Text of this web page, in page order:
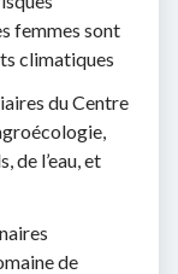
femmes sont
climatiques
du Centre
de l’eau, et
de